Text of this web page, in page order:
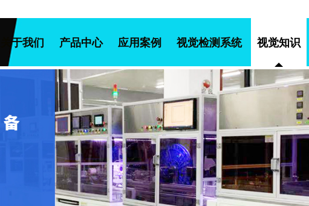
关于我们 产品中心 应用案例 视觉检测系统 视觉知识